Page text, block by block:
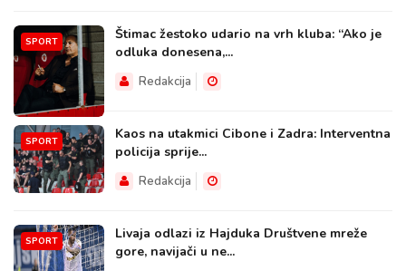
SPORT
Štimac žestoko udario na vrh kluba: “Ako je
odluka donesena,...
Redakcija
SPORT
Kaos na utakmici Cibone i Zadra: Interventna
policija sprije...
Redakcija
SPORT
Livaja odlazi iz Hajduka Društvene mreže
gore, navijači u ne...